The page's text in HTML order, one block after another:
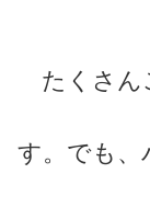
たくさん
す。でも、